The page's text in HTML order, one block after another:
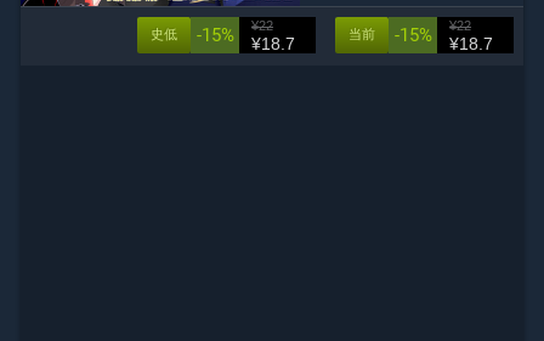
-15% ¥22
¥18.7
当前
-15% ¥22
¥18.7
史低